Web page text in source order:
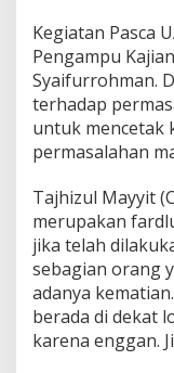
Kegiatan Pasca
Pengampu
Syaifurrohman.
terhadap
untuk mencetak
permasalahan
Tajhizul Mayyit
merupakan
jika telah
sebagian orang
adanya
berada di dekat
karena enggan.